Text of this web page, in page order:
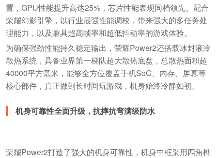
置，GPU性能提升高达25%，芯片性能表现同档领先。配合
荣耀幻影引擎，以行业最强性能调校，带来强大的多任务处
理能力，以及兼具超高帧率和超低抖动率的游戏体验。
为确保强劲性能持久稳定输出，荣耀Power2还搭载冰封液冷
散热系统，具备业界第一梯队超大散热底盘，总散热面积超
40000平方毫米，能够全方位覆盖手机SoC、内存、屏幕等
核心部件，真正做到长时间玩游戏，机身始终冷静如初。
机身可靠性全面升级，抗摔抗弯满级防水
荣耀Power2打造了强大的机身可靠性，机身中框采用四角榫